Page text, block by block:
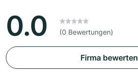
0.0 (0 Bewertungen)
Firma bewerten